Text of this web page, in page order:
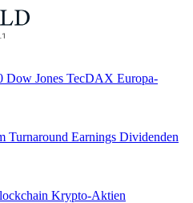
Dow Jones TecDAX Europa-
Turnaround Earnings Dividenden
Krypto-Aktien